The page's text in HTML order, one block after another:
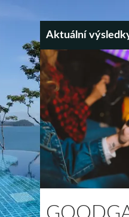
Aktuální
K
OBSAHU
WEBU